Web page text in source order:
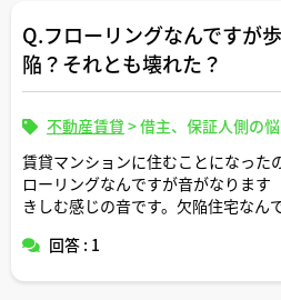
Q.フローリングなんですが
陥？それとも壊れた？
不動産賃貸 >借主、保証人側の
賃貸マンションに住むことになった
ローリングなんですが音がなります
きしむ感じの音です。欠陥住宅なん
回答 : 1